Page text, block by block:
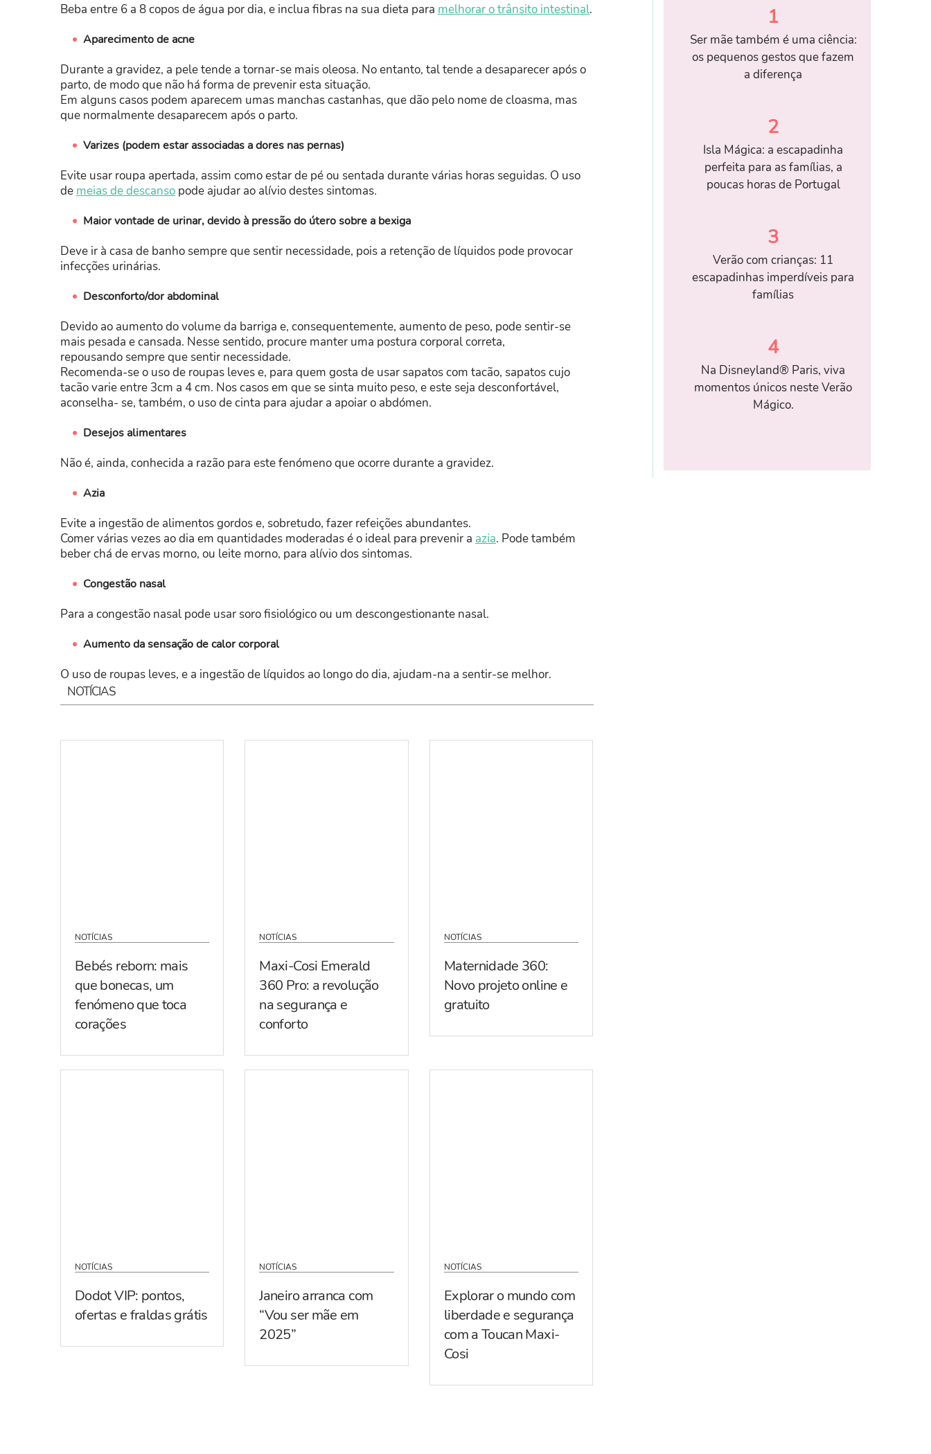
Beba entre 6 a 8 copos de água por dia, e inclua fibras na sua dieta para melhorar o trânsito intestinal.
Aparecimento de acne
Durante a gravidez, a pele tende a tornar-se mais oleosa. No entanto, tal tende a desaparecer após o
parto, de modo que não há forma de prevenir esta situação.
Em alguns casos podem aparecem umas manchas castanhas, que dão pelo nome de cloasma, mas
que normalmente desaparecem após o parto.
Varizes (podem estar associadas a dores nas pernas)
Evite usar roupa apertada, assim como estar de pé ou sentada durante várias horas seguidas. O uso
de meias de descanso pode ajudar ao alívio destes sintomas.
Maior vontade de urinar, devido à pressão do útero sobre a bexiga
Deve ir à casa de banho sempre que sentir necessidade, pois a retenção de líquidos pode provocar
infecções urinárias.
Desconforto/dor abdominal
Devido ao aumento do volume da barriga e, consequentemente, aumento de peso, pode sentir-se
mais pesada e cansada. Nesse sentido, procure manter uma postura corporal correta,
repousando sempre que sentir necessidade.
Recomenda-se o uso de roupas leves e, para quem gosta de usar sapatos com tacão, sapatos cujo
tacão varie entre 3cm a 4 cm. Nos casos em que se sinta muito peso, e este seja desconfortável,
aconselha- se, também, o uso de cinta para ajudar a apoiar o abdómen.
Desejos alimentares
Não é, ainda, conhecida a razão para este fenómeno que ocorre durante a gravidez.
Azia
Evite a ingestão de alimentos gordos e, sobretudo, fazer refeições abundantes.
Comer várias vezes ao dia em quantidades moderadas é o ideal para prevenir a azia. Pode também
beber chá de ervas morno, ou leite morno, para alívio dos sintomas.
Congestão nasal
Para a congestão nasal pode usar soro fisiológico ou um descongestionante nasal.
Aumento da sensação de calor corporal
O uso de roupas leves, e a ingestão de líquidos ao longo do dia, ajudam-na a sentir-se melhor.
NOTÍCIAS
NOTÍCIAS
Bebés reborn: mais
que bonecas, um
fenómeno que toca
corações
NOTÍCIAS
Maxi-Cosi Emerald
360 Pro: a revolução
na segurança e
conforto
NOTÍCIAS
Maternidade 360:
Novo projeto online e
gratuito
NOTÍCIAS
Dodot VIP: pontos,
ofertas e fraldas grátis
NOTÍCIAS
Janeiro arranca com
“Vou ser mãe em
2025”
NOTÍCIAS
Explorar o mundo com
liberdade e segurança
com a Toucan Maxi-
Cosi
1
Ser mãe também é uma ciência:
os pequenos gestos que fazem
a diferença
2
Isla Mágica: a escapadinha
perfeita para as famílias, a
poucas horas de Portugal
3
Verão com crianças: 11
escapadinhas imperdíveis para
famílias
4
Na Disneyland® Paris, viva
momentos únicos neste Verão
Mágico.